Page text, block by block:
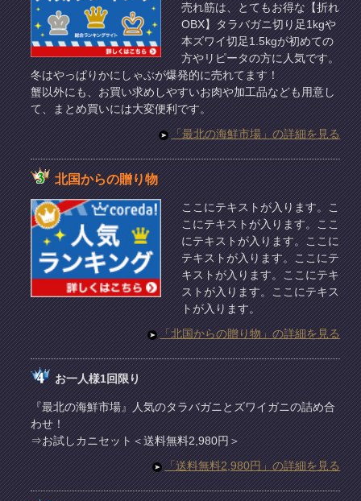
売れ筋は、とてもお得な【折れ
OBX】タラバガニ切り足1kgや
本ズワイ切足1.5kgが初めての
方やリピータの方に人気です。
冬はやっぱりかにしゃぶが爆発的に売れてます！
蟹以外にも、お買い求めしやすいお肉や加工品なども用意し
て、まとめ買いには大変便利です。
「最北の海鮮市場」の詳細を見る
北国からの贈り物
ここにテキストが入ります。こ
こにテキストが入ります。ここ
にテキストが入ります。ここに
テキストが入ります。ここにテ
キストが入ります。ここにテキ
ストが入ります。ここにテキス
トが入ります。
「北国からの贈り物」の詳細を見る
お一人様1回限り
『最北の海鮮市場』人気のタラバガニとズワイガニの詰め合
わせ！
⇒お試しカニセット＜送料無料2,980円＞
「送料無料2,980円」の詳細を見る